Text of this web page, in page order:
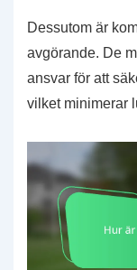
Dessutom är
avgörande. De
ansvar för att
vilket minimerar